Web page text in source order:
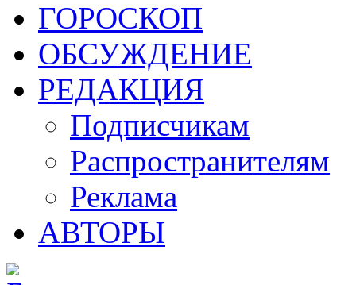
ГОРОСКОП
ОБСУЖДЕНИЕ
РЕДАКЦИЯ
Подписчикам
Распространителям
Реклама
АВТОРЫ